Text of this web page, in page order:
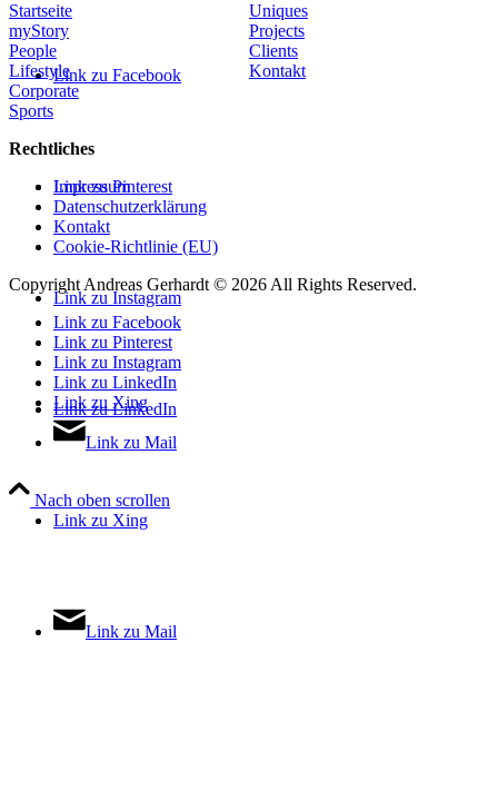
Link zu Facebook
Link zu Pinterest
Link zu Instagram
Link zu LinkedIn
Link zu Xing
Link zu Mail
Startseite
myStory
People
Lifestyle
Corporate
Sports
Uniques
Projects
Clients
Kontakt
Rechtliches
Impressum
Datenschutzerklärung
Kontakt
Cookie-Richtlinie (EU)
Copyright Andreas Gerhardt © 2026 All Rights Reserved.
Link zu Facebook
Link zu Pinterest
Link zu Instagram
Link zu LinkedIn
Link zu Xing
Link zu Mail
Nach oben scrollen